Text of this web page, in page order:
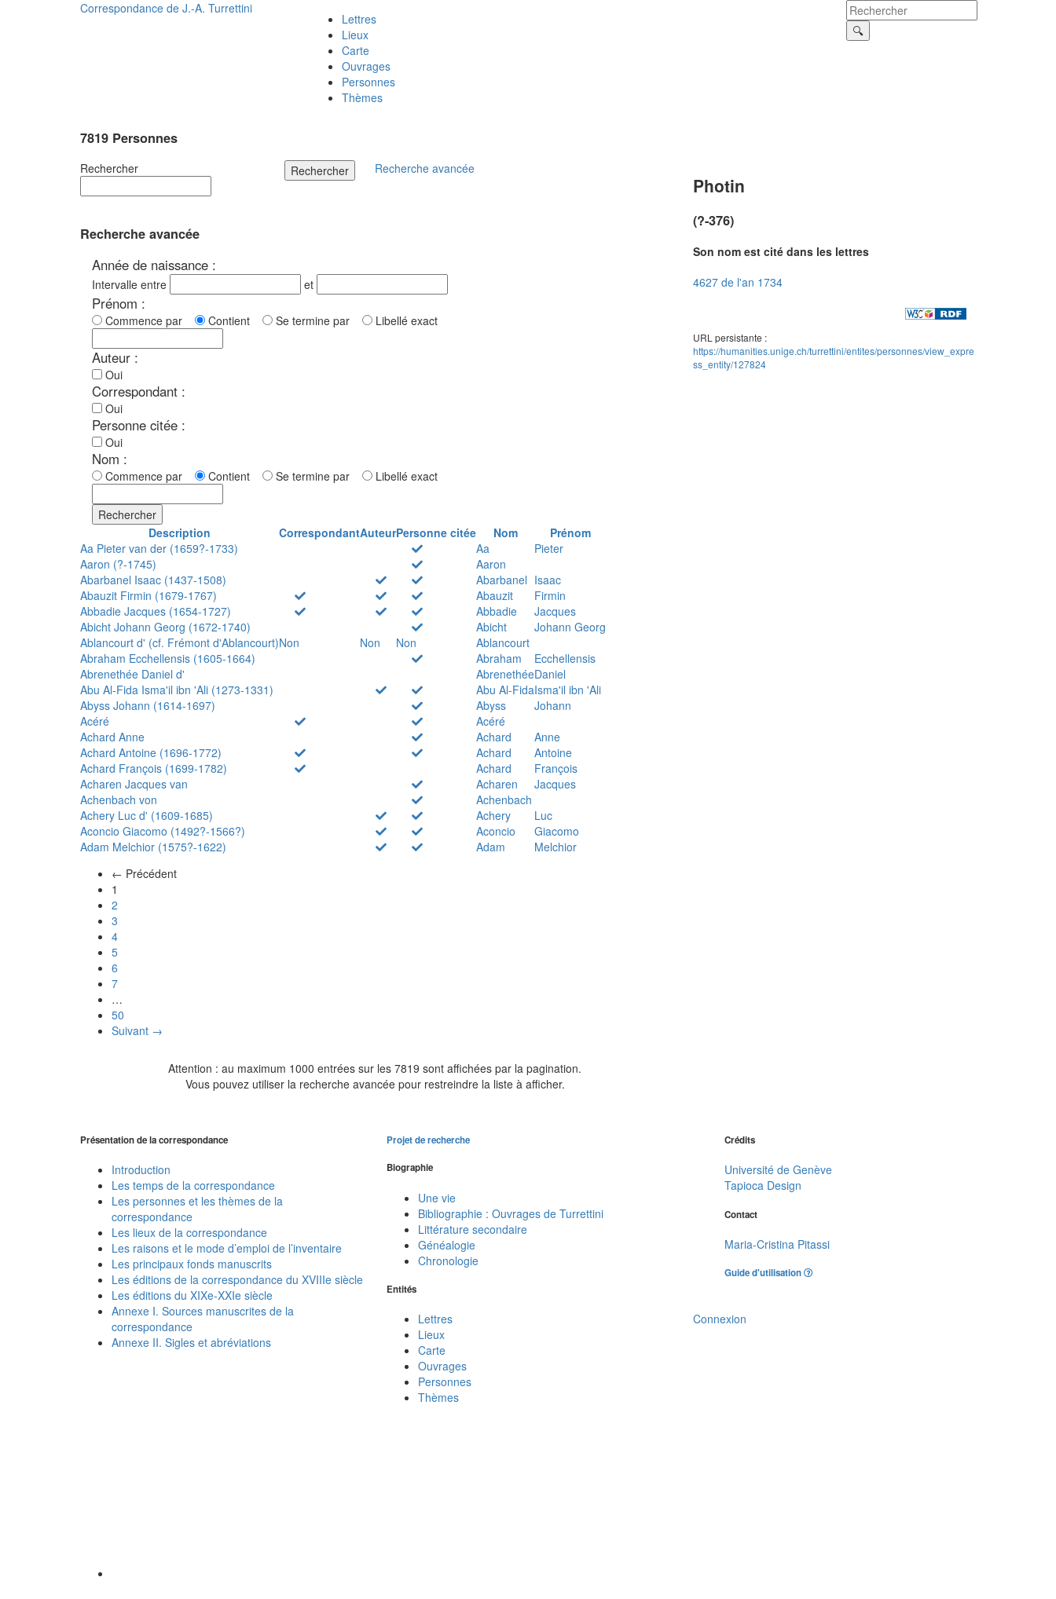
Correspondance de J.-A. Turrettini
Lettres
Lieux
Carte
Ouvrages
Personnes
Thèmes
7819 Personnes
Rechercher Rechercher Recherche avancée
Recherche avancée
Année de naissance :
Intervalle entre et
Prénom :
Commence par Contient Se termine par Libellé exact
Auteur :
Oui
Correspondant :
Oui
Personne citée :
Oui
Nom :
Commence par Contient Se termine par Libellé exact
Rechercher
Description
CorrespondantAuteurPersonne citée Nom
Prénom
Aa Pieter van der (1659?-1733)
Aa
Pieter
Aaron (?-1745)
Aaron
Abarbanel Isaac (1437-1508)
Abarbanel Isaac
Abauzit Firmin (1679-1767)
Abauzit
Firmin
Abbadie Jacques (1654-1727)
Abbadie
Jacques
Abicht Johann Georg (1672-1740)
Abicht
Johann Georg
Ablancourt d' (cf. Frémont d'Ablancourt)Non Non Non
Ablancourt
Abraham Ecchellensis (1605-1664)
Abraham
Ecchellensis
Abrenethée Daniel d'
AbrenethéeDaniel
Abu Al-Fida Isma'il ibn 'Ali (1273-1331)
Abu Al-FidaIsma'il ibn 'Ali
Abyss Johann (1614-1697)
Abyss
Johann
Acéré
Acéré
Achard Anne
Achard
Anne
Achard Antoine (1696-1772)
Achard
Antoine
Achard François (1699-1782)
Achard
François
Acharen Jacques van
Acharen
Jacques
Achenbach von
Achenbach
Achery Luc d' (1609-1685)
Achery
Luc
Aconcio Giacomo (1492?-1566?)
Aconcio
Giacomo
Adam Melchior (1575?-1622)
Adam
Melchior
← Précédent
1
2
3
4
5
6
7
…
50
Suivant →
Attention : au maximum 1000 entrées sur les 7819 sont affichées par la pagination.
Vous pouvez utiliser la recherche avancée pour restreindre la liste à afficher.
Photin
(?-376)
Son nom est cité dans les lettres
4627 de l'an 1734
URL persistante :
https://humanities.unige.ch/turrettini/entites/personnes/view_expre
ss_entity/127824
Présentation de la correspondance
Introduction
Les temps de la correspondance
Les personnes et les thèmes de la
correspondance
Les lieux de la correspondance
Les raisons et le mode d’emploi de l’inventaire
Les principaux fonds manuscrits
Les éditions de la correspondance du XVIIIe siècle
Les éditions du XIXe-XXIe siècle
Annexe I. Sources manuscrites de la
correspondance
Annexe II. Sigles et abréviations
Projet de recherche
Biographie
Une vie
Bibliographie : Ouvrages de Turrettini
Littérature secondaire
Généalogie
Chronologie
Entités
Lettres
Lieux
Carte
Ouvrages
Personnes
Thèmes
Crédits
Université de Genève
Tapioca Design
Contact
Maria-Cristina Pitassi
Guide d'utilisation
Connexion